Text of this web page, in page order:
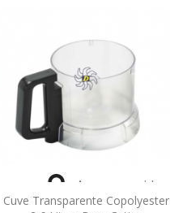
Cuve Transparente Copolyester
 Aperçu rapide